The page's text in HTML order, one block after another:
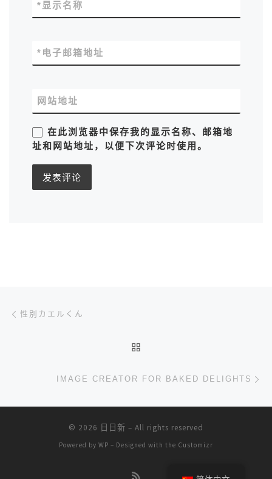
显示名称
*
电子邮箱地址
*
网站地址
在此浏览器中保存我的显示名称、邮箱地
址和网站地址，以便下次评论时使用。
文章导航
性別カエルくん
IMAGE CREATOR FOR BAKED DELIGHTS
© 2026 日日新 – All rights reserved
Powered by WP – Designed with the Customizr